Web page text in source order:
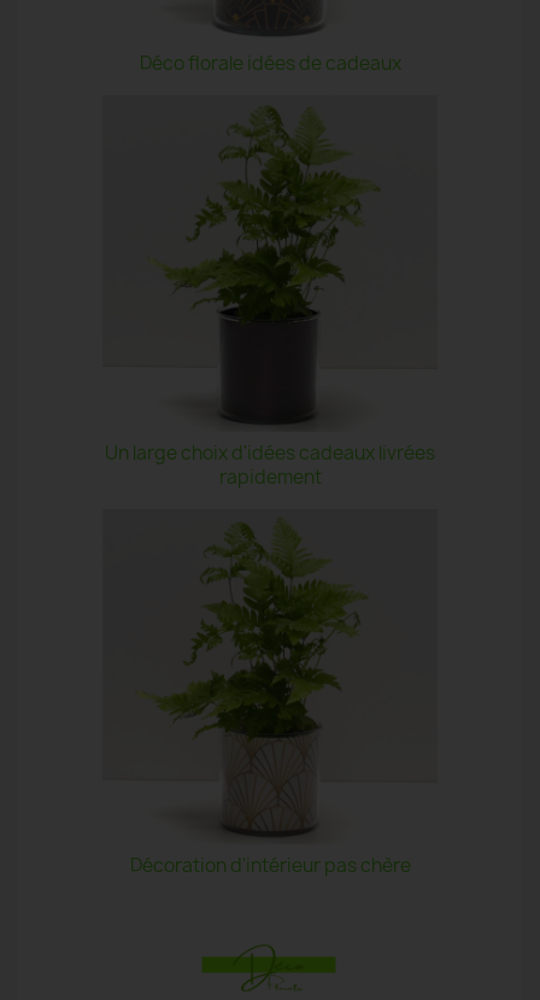
Déco florale idées de cadeaux
Un large choix d'idées cadeaux livrées
rapidement
Décoration d'intérieur pas chère